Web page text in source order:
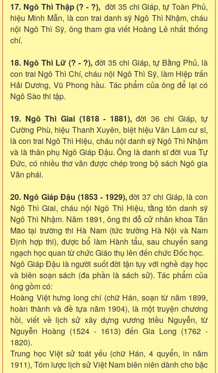
17. Ngô Thì Thập (? - ?), đời 35 chi Giáp, tự Toàn Phủ,
hiệu Minh Mẫn, là con trai danh sỹ Ngô Thì Nhậm, cháu
nội Ngô Thì Sỹ, ông tham gia viết Hoàng Lê nhất thống
chí.
18. Ngô Thì Lữ (? - ?), đời 35 chi Giáp, tự Bằng Phủ, là
con trai Ngô Thì Chí, cháu nội Ngô Thì Sỹ, làm Hiệp trấn
Hải Dương, Vũ Phong hầu. Tác phẩm của ông để lại có
Ngô Sào thi tập.
19. Ngô Thì Giai (1818 - 1881),đời 36 chi Giáp, tự
Cường Phù, hiệu Thanh Xuyên, biệt hiệu Vân Lâm cư sĩ,
là con trai Ngô Thì Hiệu, cháu nội danh sỹ Ngô Thì Nhậm
và là thân phụ Ngô Giáp Đậu. Ông là danh sĩ đời vua Tự
Đức, có nhiều thơ văn được chép trong bộ sách Ngô gia
Văn phái.
20. Ngô Giáp Đậu (1853 - 1929),đời 37 chi Giáp, là con
Ngô Thì Giai, cháu nội Ngô Thì Hiệu, tằng tôn danh sỹ
Ngô Thì Nhậm. Năm 1891, ông thi đỗ cử nhân khoa Tân
Mão tại trường thi Hà Nam (tức trường Hà Nội và Nam
Định hợp thi), được bổ làm Hành tẩu, sau chuyển sang
ngạch học quan từ chức Giáo thụ lên đến chức Đốc học.
Ngô Giáp Đậu là người suốt đời tận tụy với nghề dạy học
và biên soạn sách (đa phần là sách sử). Tác phẩm của
ông gồm có:
Hoàng Việt hưng long chí (chữ Hán, soạn từ năm 1899,
hoàn thành và đề tựa năm 1904), là một truyện chương
hồi, viết về lịch sử xây dựng vương triều Nguyễn, từ
Nguyễn Hoàng (1524 - 1613) đến Gia Long (1762 -
1820).
Trung học Việt sử toát yếu (chữ Hán, 4 quyển, in năm
1911), Tóm lược lịch sử Việt Nam biên niên dành cho bậc